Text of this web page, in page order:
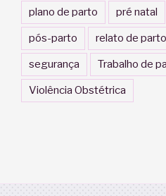
plano de parto pré natal
pós-parto relato de parto
segurança Trabalho de
Violência Obstétrica